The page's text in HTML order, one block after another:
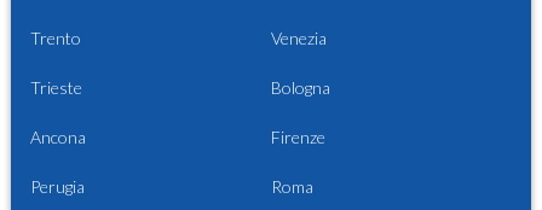
Trento Venezia
Trieste Bologna
Ancona Firenze
Perugia Roma